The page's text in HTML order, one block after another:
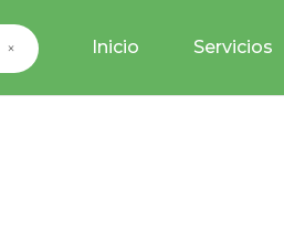
× Inicio Servicios